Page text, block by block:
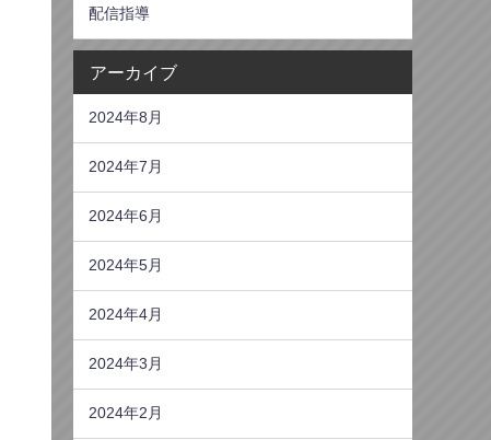
配信指導
アーカイブ
2024年8月
2024年7月
2024年6月
2024年5月
2024年4月
2024年3月
2024年2月